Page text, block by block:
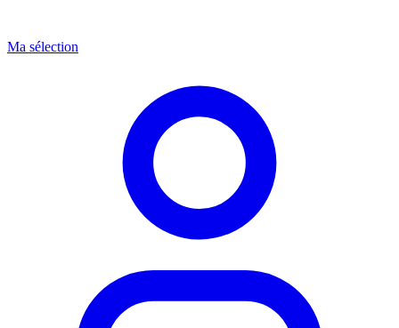
Ma sélection